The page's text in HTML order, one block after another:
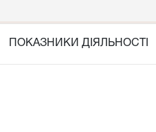
ПОКАЗНИКИ ДІЯЛЬНОСТІ